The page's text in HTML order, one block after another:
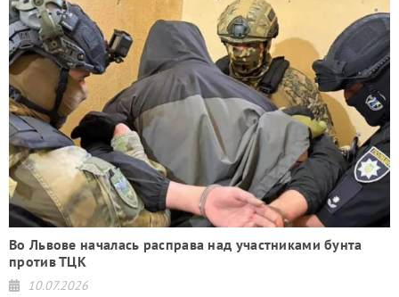
Во Львове началась расправа над участниками бунта
против ТЦК
10.07.2026